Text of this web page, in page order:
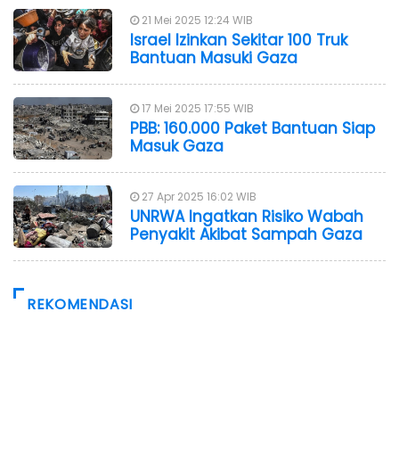
21 Mei 2025 12:24 WIB
Israel Izinkan Sekitar 100 Truk
Bantuan Masuki Gaza
17 Mei 2025 17:55 WIB
PBB: 160.000 Paket Bantuan Siap
Masuk Gaza
27 Apr 2025 16:02 WIB
UNRWA Ingatkan Risiko Wabah
Penyakit Akibat Sampah Gaza
REKOMENDASI